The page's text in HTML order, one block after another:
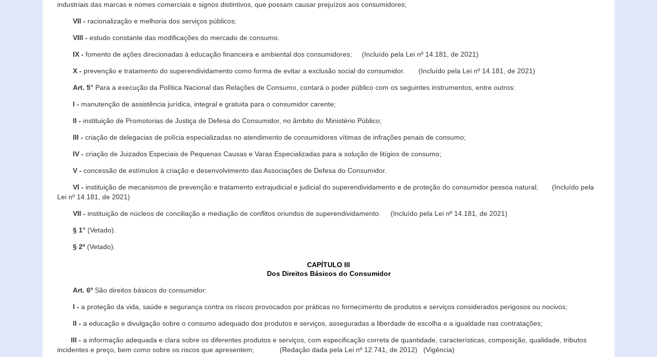
industriais das marcas e nomes comerciais e signos distintivos, que possam causar prejuízos aos consumidores;
VII - racionalização e melhoria dos serviços públicos;
VIII - estudo constante das modificações do mercado de consumo.
IX - fomento de ações direcionadas à educação financeira e ambiental dos consumidores; (Incluído pela Lei nº 14.181, de 2021)
X - prevenção e tratamento do superendividamento como forma de evitar a exclusão social do consumidor. (Incluído pela Lei nº 14.181, de 2021)
Art. 5° Para a execução da Política Nacional das Relações de Consumo, contará o poder público com os seguintes instrumentos, entre outros:
I - manutenção de assistência jurídica, integral e gratuita para o consumidor carente;
II - instituição de Promotorias de Justiça de Defesa do Consumidor, no âmbito do Ministério Público;
III - criação de delegacias de polícia especializadas no atendimento de consumidores vítimas de infrações penais de consumo;
IV - criação de Juizados Especiais de Pequenas Causas e Varas Especializadas para a solução de litígios de consumo;
V - concessão de estímulos à criação e desenvolvimento das Associações de Defesa do Consumidor.
VI - instituição de mecanismos de prevenção e tratamento extrajudicial e judicial do superendividamento e de proteção do consumidor pessoa natural; (Incluído pela
Lei nº 14.181, de 2021)
VII - instituição de núcleos de conciliação e mediação de conflitos oriundos de superendividamento. (Incluído pela Lei nº 14.181, de 2021)
§ 1° (Vetado).
§ 2º (Vetado).
CAPÍTULO III
Dos Direitos Básicos do Consumidor
Art. 6º São direitos básicos do consumidor:
I - a proteção da vida, saúde e segurança contra os riscos provocados por práticas no fornecimento de produtos e serviços considerados perigosos ou nocivos;
II - a educação e divulgação sobre o consumo adequado dos produtos e serviços, asseguradas a liberdade de escolha e a igualdade nas contratações;
III - a informação adequada e clara sobre os diferentes produtos e serviços, com especificação correta de quantidade, características, composição, qualidade, tributos
incidentes e preço, bem como sobre os riscos que apresentem; (Redação dada pela Lei nº 12.741, de 2012) (Vigência)